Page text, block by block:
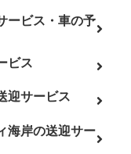
ービス・車の予
ビス
迎サービス
海岸の送迎サー